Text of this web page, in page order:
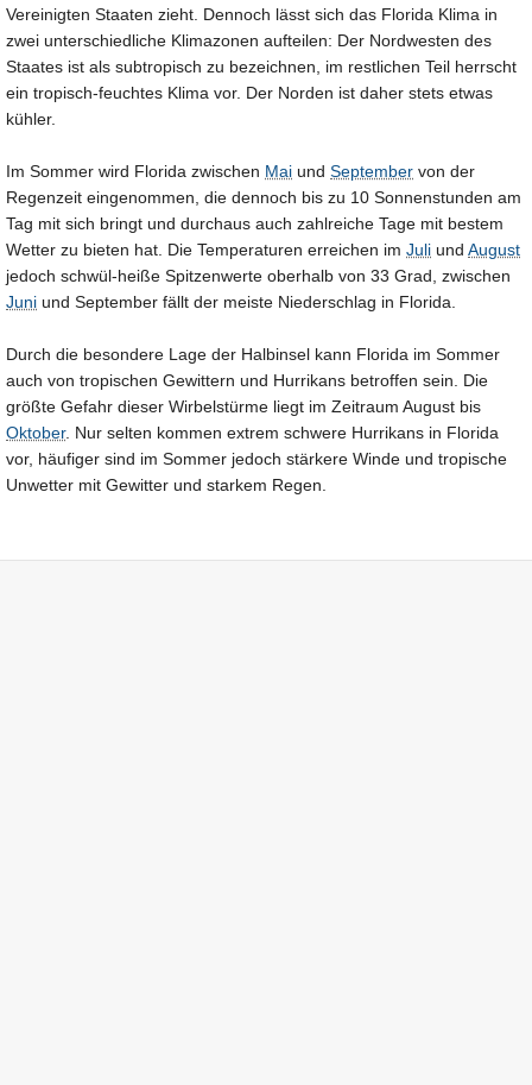
Vereinigten Staaten zieht. Dennoch lässt sich das Florida Klima in
zwei unterschiedliche Klimazonen aufteilen: Der Nordwesten des
Staates ist als subtropisch zu bezeichnen, im restlichen Teil herrscht
ein tropisch-feuchtes Klima vor. Der Norden ist daher stets etwas
kühler.
Im Sommer wird Florida zwischen Mai und September von der
Regenzeit eingenommen, die dennoch bis zu 10 Sonnenstunden am
Tag mit sich bringt und durchaus auch zahlreiche Tage mit bestem
Wetter zu bieten hat. Die Temperaturen erreichen im Juli und August
jedoch schwül-heiße Spitzenwerte oberhalb von 33 Grad, zwischen
Juni und September fällt der meiste Niederschlag in Florida.
Durch die besondere Lage der Halbinsel kann Florida im Sommer
auch von tropischen Gewittern und Hurrikans betroffen sein. Die
größte Gefahr dieser Wirbelstürme liegt im Zeitraum August bis
Oktober. Nur selten kommen extrem schwere Hurrikans in Florida
vor, häufiger sind im Sommer jedoch stärkere Winde und tropische
Unwetter mit Gewitter und starkem Regen.